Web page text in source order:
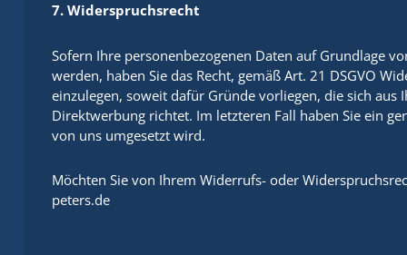
7. Widerspruchsrecht
Sofern Ihre personenbezogenen Daten auf Grundlage
werden, haben Sie das Recht, gemäß Art. 21 DSGVO
einzulegen, soweit dafür Gründe vorliegen, die sich
Direktwerbung richtet. Im letzteren Fall haben Sie ein
von uns umgesetzt wird.
Möchten Sie von Ihrem Widerrufs- oder
peters.de